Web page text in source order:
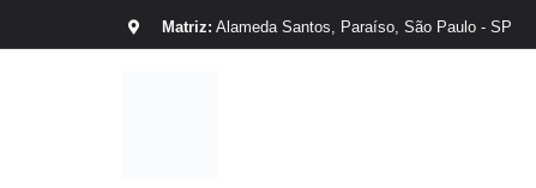
Matriz: Alameda Santos, Paraíso, São Paulo - SP